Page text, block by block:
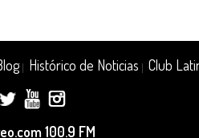
| Histórico de Noticias Club
100.9 FM